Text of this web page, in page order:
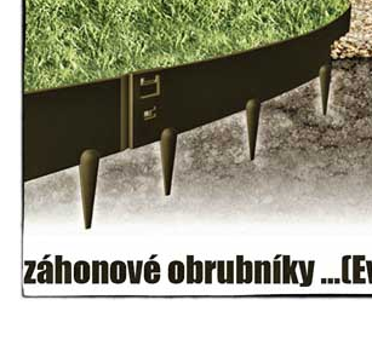
hřbitově v Lužici
Kenotaf Emila Miksche na hřbitově v Lužici
Kenotaf Antonína Krause na hřbitově v
Pomník vojákům Rudé armády na hřbitově
v Kozlech
Pamětní deska pochodu smrti v Saupsdorfu
Pomník obětem 2. světové války v parku
Walthera von der Vogelweide v Duchcově